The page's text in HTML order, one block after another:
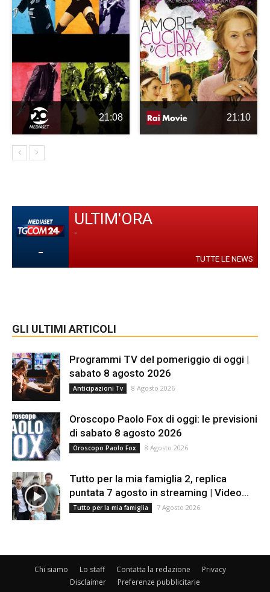
21:08 21:10
-
ULTIM'ORA
-
TUTTE LE NEWS
GLI ULTIMI ARTICOLI
Programmi TV del pomeriggio di oggi |
sabato 8 agosto 2026
Anticipazioni Tv 8 Agosto 2026
Oroscopo Paolo Fox di oggi: le previsioni
di sabato 8 agosto 2026
Oroscopo Paolo Fox 8 Agosto 2026
Tutto per la mia famiglia 2, replica
puntata 7 agosto in streaming | Video...
Tutto per la mia famiglia 7 Agosto 2026
Chi siamo Lo staff Contatta la redazione
Privacy
Disclaimer
Preferenze pubblicitarie